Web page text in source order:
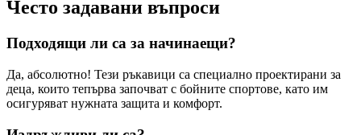
Често задавани въпроси
Подходящи ли са за начинаещи?
Да, абсолютно! Тези ръкавици са специално проектирани за
деца, които тепърва започват с бойните спортове, като им
осигуряват нужната защита и комфорт.